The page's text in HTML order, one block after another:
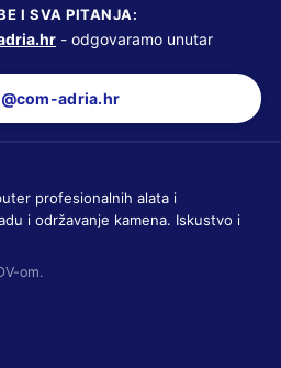
I SVA PITANJA:
- odgovaramo unutar
adria.hr
profesionalnih alata i
i održavanje kamena. Iskustvo i
om.